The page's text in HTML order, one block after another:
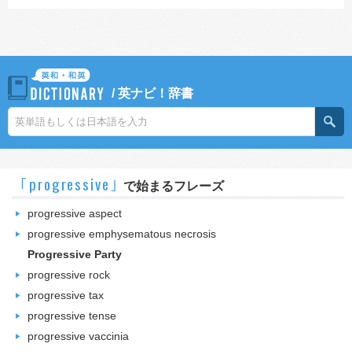
/英ナビ！辞書
｢progressive｣ で始まるフレーズ
progressive aspect
progressive emphysematous necrosis
Progressive Party
progressive rock
progressive tax
progressive tense
progressive vaccinia